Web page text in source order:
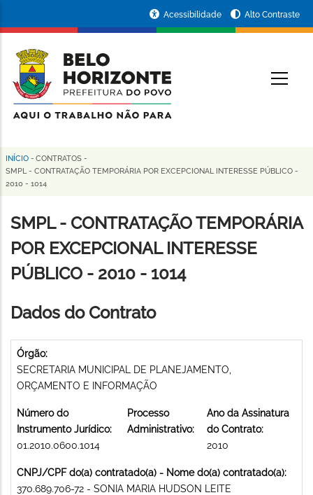
conteúdo
principal
da
Prefeitura
de
Horizonte
Acessibilidade Alto Contraste
Trilha
de
navegação
INÍCIO - CONTRATOS -
SMPL - CONTRATAÇÃO TEMPORÁRIA POR EXCEPCIONAL INTERESSE PÚBLICO -
2010 - 1014
SMPL - CONTRATAÇÃO TEMPORÁRIA
POR EXCEPCIONAL INTERESSE
PÚBLICO - 2010 - 1014
Dados do Contrato
Órgão:
SECRETARIA MUNICIPAL DE PLANEJAMENTO,
ORÇAMENTO E INFORMAÇÃO
Número do
Instrumento Jurídico:
01.2010.0600.1014
Processo
Administrativo:
Ano da Assinatura
do Contrato:
2010
CNPJ/CPF do(a) contratado(a) - Nome do(a) contratado(a):
370.689.706-72 - SONIA MARIA HUDSON LEITE